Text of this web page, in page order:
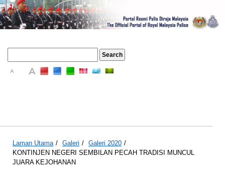
A A
Laman Utama / Galeri / Galeri 2020 /
KONTINJEN NEGERI SEMBILAN PECAH TRADISI MUNCUL
JUARA KEJOHANAN